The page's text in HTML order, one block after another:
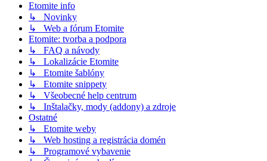
Etomite info
↳ Novinky
↳ Web a fórum Etomite
Etomite: tvorba a podpora
↳ FAQ a návody
↳ Lokalizácie Etomite
↳ Etomite šablóny
↳ Etomite snippety
↳ Všeobecné help centrum
↳ Inštalačky, mody (addony) a zdroje
Ostatné
↳ Etomite weby
↳ Web hosting a registrácia domén
↳ Programové vybavenie